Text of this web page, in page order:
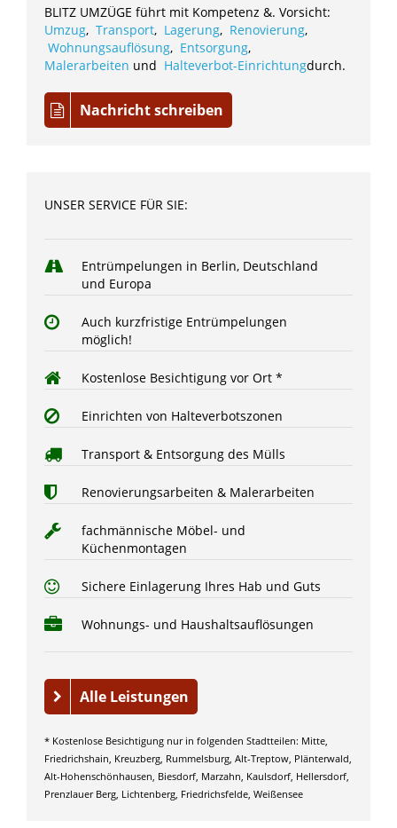
BLITZ UMZÜGE führt mit Kompetenz &. Vorsicht:
Umzug, Transport, Lagerung, Renovierung,
Wohnungsauflösung, Entsorgung,
Malerarbeiten und Halteverbot-Einrichtungdurch.
Nachricht schreiben
UNSER SERVICE FÜR SIE:
Entrümpelungen in Berlin, Deutschland
und Europa
Auch kurzfristige Entrümpelungen
möglich!
Kostenlose Besichtigung vor Ort *
Einrichten von Halteverbotszonen
Transport & Entsorgung des Mülls
Renovierungsarbeiten & Malerarbeiten
fachmännische Möbel- und
Küchenmontagen
Sichere Einlagerung Ihres Hab und Guts
Wohnungs- und Haushaltsauflösungen
Alle Leistungen
* Kostenlose Besichtigung nur in folgenden Stadtteilen: Mitte,
Friedrichshain, Kreuzberg, Rummelsburg, Alt-Treptow, Plänterwald,
Alt-Hohenschönhausen, Biesdorf, Marzahn, Kaulsdorf, Hellersdorf,
Prenzlauer Berg, Lichtenberg, Friedrichsfelde, Weißensee